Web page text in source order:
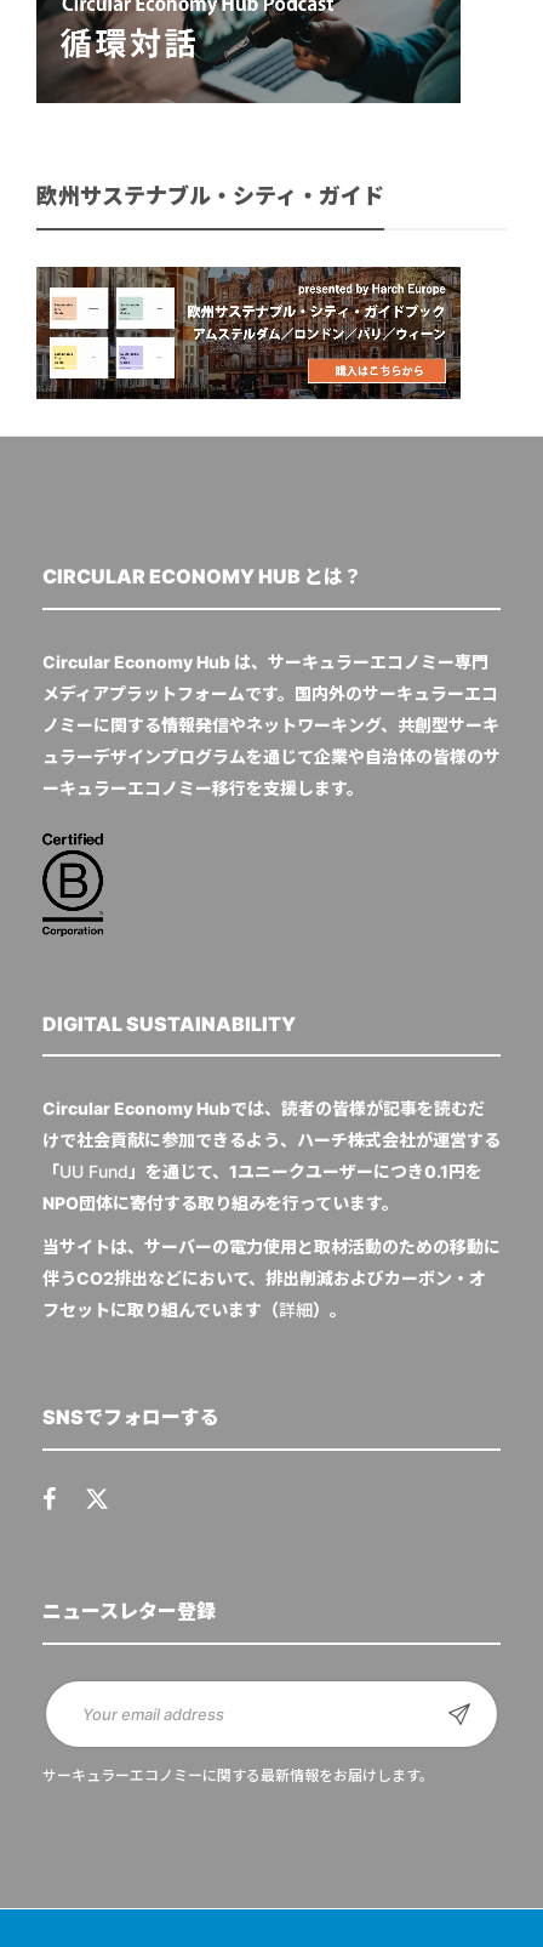
欧州サステナブル・シティ・ガイド
CIRCULAR ECONOMY HUB とは？
Circular Economy Hub は、サーキュラーエコノミー専門
メディアプラットフォームです。国内外のサーキュラーエコ
ノミーに関する情報発信やネットワーキング、共創型サーキ
ュラーデザインプログラムを通じて企業や自治体の皆様のサ
ーキュラーエコノミー移行を支援します。
DIGITAL SUSTAINABILITY
Circular Economy Hubでは、読者の皆様が記事を読むだ
けで社会貢献に参加できるよう、ハーチ株式会社が運営する
「UU Fund 」を通じて、1ユニークユーザーにつき0.1円を
NPO団体に寄付する取り組みを行っています。
当サイトは、サーバーの電力使用と取材活動のための移動に
伴うCO2排出などにおいて、排出削減およびカーボン・オ
フセットに取り組んでいます（詳細）。
SNSでフォローする
ニュースレター登録
サーキュラーエコノミーに関する最新情報をお届けします。